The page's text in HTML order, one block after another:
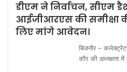
डीएम ने निर्वाचन, सीएम
आईजीआरएस की समीक्षा
लिए मांगे आवेदन।
बिजनौर –
कौर की अध्यक्षता